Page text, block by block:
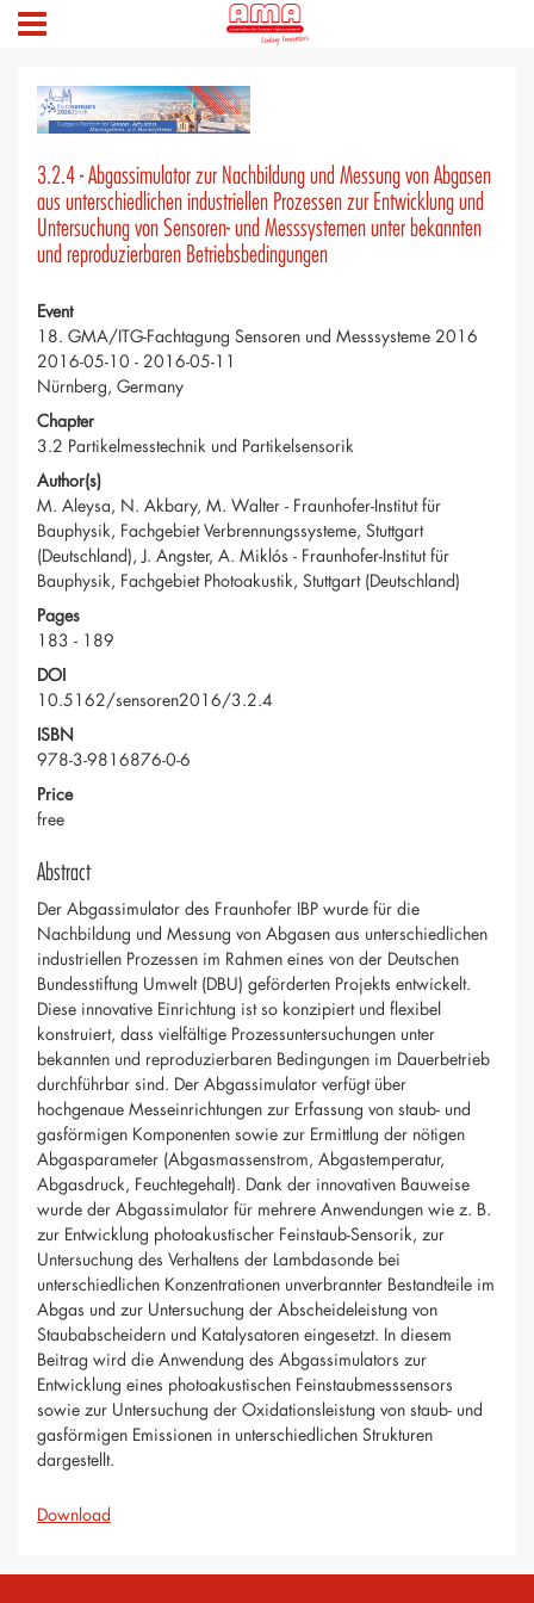
3.2.4 - Abgassimulator zur Nachbildung und Messung von Abgasen
aus unterschiedlichen industriellen Prozessen zur Entwicklung und
Untersuchung von Sensoren- und Messsystemen unter bekannten
und reproduzierbaren Betriebsbedingungen
Event
18. GMA/ITG-Fachtagung Sensoren und Messsysteme 2016
2016-05-10 - 2016-05-11
Nürnberg, Germany
Chapter
3.2 Partikelmesstechnik und Partikelsensorik
Author(s)
M. Aleysa, N. Akbary, M. Walter - Fraunhofer-Institut für
Bauphysik, Fachgebiet Verbrennungssysteme, Stuttgart
(Deutschland), J. Angster, A. Miklós - Fraunhofer-Institut für
Bauphysik, Fachgebiet Photoakustik, Stuttgart (Deutschland)
Pages
183 - 189
DOI
10.5162/sensoren2016/3.2.4
ISBN
978-3-9816876-0-6
Price
free
Abstract
Der Abgassimulator des Fraunhofer IBP wurde für die
Nachbildung und Messung von Abgasen aus unterschiedlichen
industriellen Prozessen im Rahmen eines von der Deutschen
Bundesstiftung Umwelt (DBU) geförderten Projekts entwickelt.
Diese innovative Einrichtung ist so konzipiert und flexibel
konstruiert, dass vielfältige Prozessuntersuchungen unter
bekannten und reproduzierbaren Bedingungen im Dauerbetrieb
durchführbar sind. Der Abgassimulator verfügt über
hochgenaue Messeinrichtungen zur Erfassung von staub- und
gasförmigen Komponenten sowie zur Ermittlung der nötigen
Abgasparameter (Abgasmassenstrom, Abgastemperatur,
Abgasdruck, Feuchtegehalt). Dank der innovativen Bauweise
wurde der Abgassimulator für mehrere Anwendungen wie z. B.
zur Entwicklung photoakustischer Feinstaub-Sensorik, zur
Untersuchung des Verhaltens der Lambdasonde bei
unterschiedlichen Konzentrationen unverbrannter Bestandteile im
Abgas und zur Untersuchung der Abscheideleistung von
Staubabscheidern und Katalysatoren eingesetzt. In diesem
Beitrag wird die Anwendung des Abgassimulators zur
Entwicklung eines photoakustischen Feinstaubmesssensors
sowie zur Untersuchung der Oxidationsleistung von staub- und
gasförmigen Emissionen in unterschiedlichen Strukturen
dargestellt.
Download